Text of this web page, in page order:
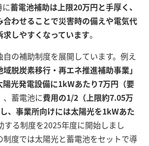
に蓄電池補助は上限20万円と手厚く、
合わせることで災害時の備えや電気代
しやすくなっています。
の補助制度を展開しています。例え
脱炭素移行・再エネ推進補助事業」
陽光発電設備に1kWあたり7万円（要
、蓄電池に費用の1/2（上限約7.05万
、事業所向けには太陽光を1kWあた
する制度を2025年度に開始しまし
制度では太陽光と蓄電池をセットで導